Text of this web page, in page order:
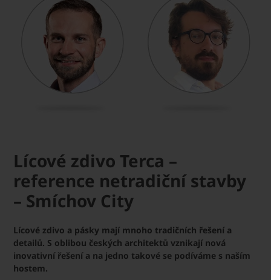
Lícové zdivo Terca –
reference netradiční stavby
– Smíchov City
Lícové zdivo a pásky mají mnoho tradičních řešení a
detailů. S oblibou českých architektů vznikají nová
inovativní řešení a na jedno takové se podíváme s naším
hostem.